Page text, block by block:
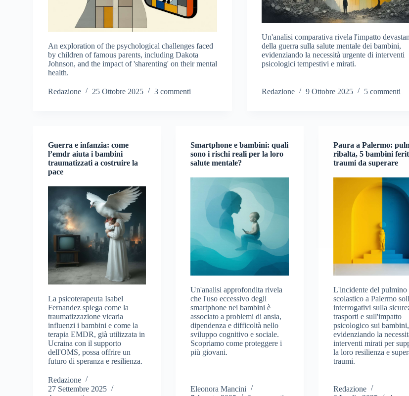
An exploration of the psychological challenges faced
by children of famous parents, including Dakota
Johnson, and the impact of 'sharenting' on their mental
health.
Redazione 25 Ottobre 2025 3 commenti
Un'analisi comparativa rivela l'impatto
della guerra sulla salute mentale dei bambini,
evidenziando la necessità urgente di interventi
psicologici tempestivi e mirati.
Redazione 9 Ottobre 2025 5 commenti
Guerra e infanzia: come
l’emdr aiuta i bambini
traumatizzati a costruire la
pace
La psicoterapeuta Isabel
Fernandez spiega come la
traumatizzazione vicaria
influenzi i bambini e come la
terapia EMDR, già utilizzata in
Ucraina con il supporto
dell'OMS, possa offrire un
futuro di speranza e resilienza.
Redazione
27 Settembre 2025
Smartphone e bambini: quali
sono i rischi reali per la loro
salute mentale?
Un'analisi approfondita rivela
che l'uso eccessivo degli
smartphone nei bambini è
associato a problemi di ansia,
dipendenza e difficoltà nello
sviluppo cognitivo e sociale.
Scopriamo come proteggere i
più giovani.
Eleonora Mancini
Paura a Palermo:
ribalta, 5 bambini
traumi da superare
L'incidente del pulmino
scolastico a Palermo
interrogativi sulla
trasporti e sull'impatto
psicologico sui bambini,
evidenziando la
interventi mirati per
la loro resilienza e
traumi.
Redazione